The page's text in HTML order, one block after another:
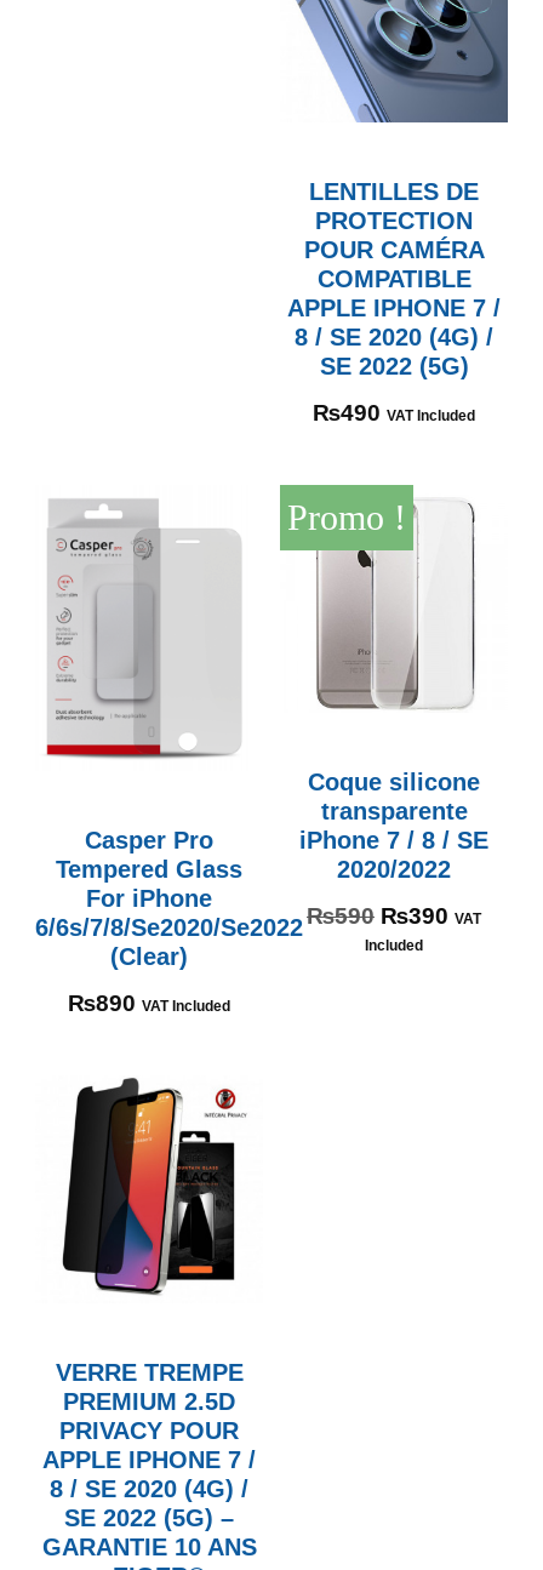
LENTILLES DE
PROTECTION
POUR CAMÉRA
COMPATIBLE
APPLE IPHONE 7 /
8 / SE 2020 (4G) /
SE 2022 (5G)
₨490 VAT Included
Casper Pro
Tempered Glass
For iPhone
6/6s/7/8/Se2020/Se2022
(Clear)
₨890 VAT Included
Promo !
Coque silicone
transparente
iPhone 7 / 8 / SE
2020/2022
₨590 ₨390 VAT
Included
VERRE TREMPE
PREMIUM 2.5D
PRIVACY POUR
APPLE IPHONE 7 /
8 / SE 2020 (4G) /
SE 2022 (5G) –
GARANTIE 10 ANS